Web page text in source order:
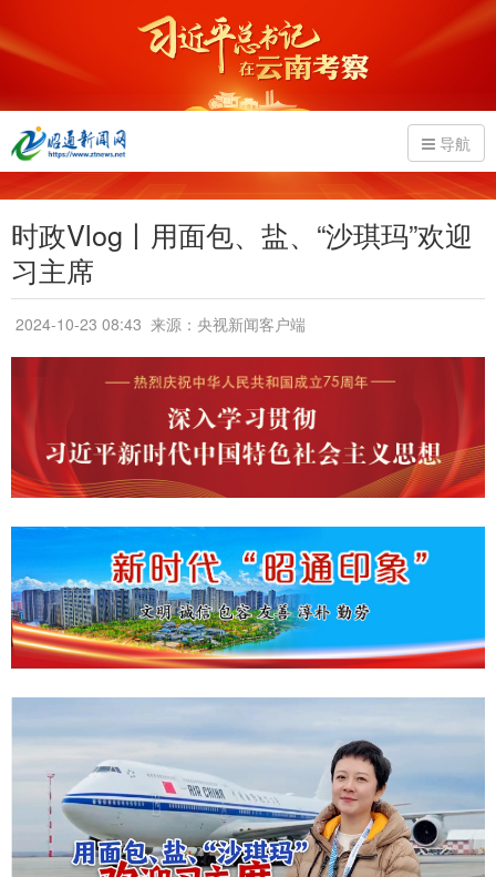
导航
时政Vlog丨用面包、盐、“沙琪玛”欢迎
习主席
2024-10-23 08:43 来源：央视新闻客户端